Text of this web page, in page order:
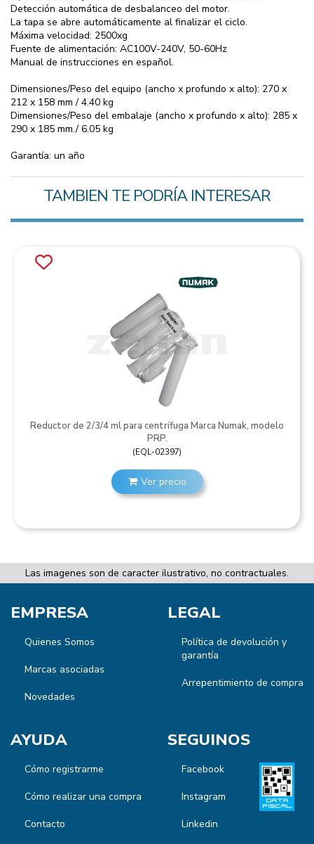
Detección automática de desbalanceo del motor.
La tapa se abre automáticamente al finalizar el ciclo.
Máxima velocidad: 2500xg
Fuente de alimentación: AC100V-240V, 50-60Hz
Manual de instrucciones en español.
Dimensiones/Peso del equipo (ancho x profundo x alto): 270 x
212 x 158 mm / 4.40 kg
Dimensiones/Peso del embalaje (ancho x profundo x alto): 285 x
290 x 185 mm./ 6.05 kg
Garantía: un año
TAMBIEN TE PODRÍA INTERESAR
Reductor de 2/3/4 ml para centrífuga Marca Numak, modelo
PRP.
(EQL-02397)
Ver precio
Las imagenes son de caracter ilustrativo, no contractuales.
EMPRESA
Quienes Somos
Marcas asociadas
Novedades
LEGAL
Política de devolución y
garantía
Arrepentimiento de compra
AYUDA
Cómo registrarme
Cómo realizar una compra
Contacto
SEGUINOS
Facebook
Instagram
Linkedin